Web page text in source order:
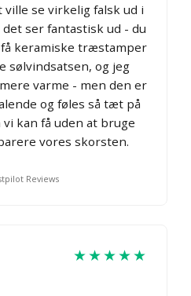
se virkelig falsk ud i
ser fantastisk ud - du
keramiske træstamper
sølvindsatsen, og jeg
varme - men den er
og føles så tæt på
kan få uden at bruge
vores skorsten.
Reviews
★★★★★